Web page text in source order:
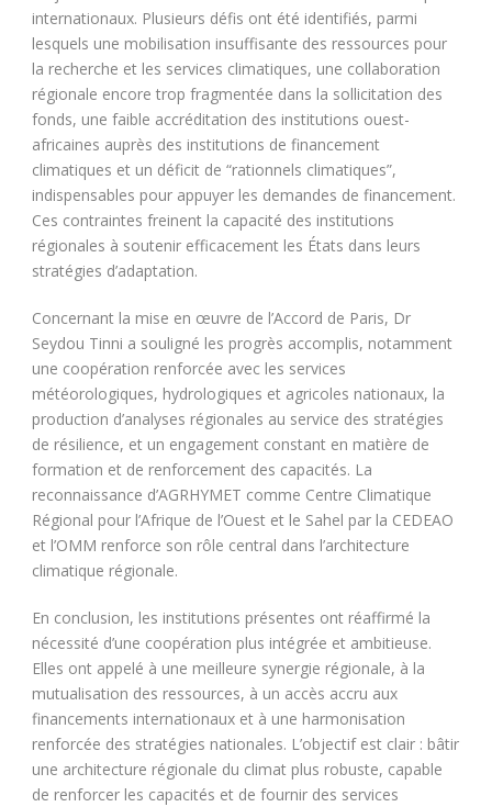
internationaux. Plusieurs défis ont été identifiés, parmi
lesquels une mobilisation insuffisante des ressources pour
la recherche et les services climatiques, une collaboration
régionale encore trop fragmentée dans la sollicitation des
fonds, une faible accréditation des institutions ouest-
africaines auprès des institutions de financement
climatiques et un déficit de “rationnels climatiques”,
indispensables pour appuyer les demandes de financement.
Ces contraintes freinent la capacité des institutions
régionales à soutenir efficacement les États dans leurs
stratégies d’adaptation.
Concernant la mise en œuvre de l’Accord de Paris, Dr
Seydou Tinni a souligné les progrès accomplis, notamment
une coopération renforcée avec les services
météorologiques, hydrologiques et agricoles nationaux, la
production d’analyses régionales au service des stratégies
de résilience, et un engagement constant en matière de
formation et de renforcement des capacités. La
reconnaissance d’AGRHYMET comme Centre Climatique
Régional pour l’Afrique de l’Ouest et le Sahel par la CEDEAO
et l’OMM renforce son rôle central dans l’architecture
climatique régionale.
En conclusion, les institutions présentes ont réaffirmé la
nécessité d’une coopération plus intégrée et ambitieuse.
Elles ont appelé à une meilleure synergie régionale, à la
mutualisation des ressources, à un accès accru aux
financements internationaux et à une harmonisation
renforcée des stratégies nationales. L’objectif est clair : bâtir
une architecture régionale du climat plus robuste, capable
de renforcer les capacités et de fournir des services